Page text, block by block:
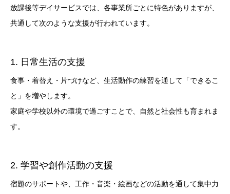
放課後等デイサービスでは、各事業所ごとに特色がありますが、
共通して次のような支援が行われています。
1. 日常生活の支援
食事・着替え・片づけなど、生活動作の練習を通して「できるこ
と」を増やします。
家庭や学校以外の環境で過ごすことで、自然と社会性も育まれま
す。
2. 学習や創作活動の支援
宿題のサポートや、工作・音楽・絵画などの活動を通して集中力